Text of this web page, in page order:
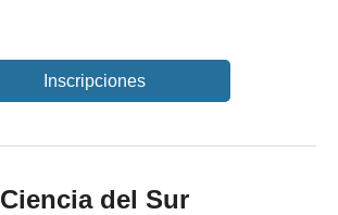
Inscripciones
Ciencia del Sur